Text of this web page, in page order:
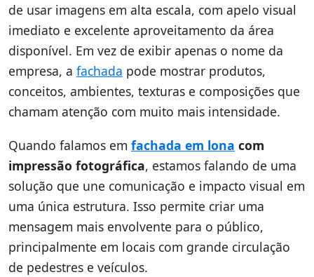
de usar imagens em alta escala, com apelo visual
imediato e excelente aproveitamento da área
disponível. Em vez de exibir apenas o nome da
empresa, a fachada pode mostrar produtos,
conceitos, ambientes, texturas e composições que
chamam atenção com muito mais intensidade.
Quando falamos em fachada em lona com
impressão fotográfica, estamos falando de uma
solução que une comunicação e impacto visual em
uma única estrutura. Isso permite criar uma
mensagem mais envolvente para o público,
principalmente em locais com grande circulação
de pedestres e veículos.